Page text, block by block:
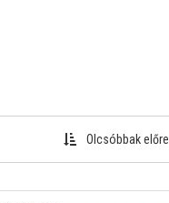
Olcsóbbak előre